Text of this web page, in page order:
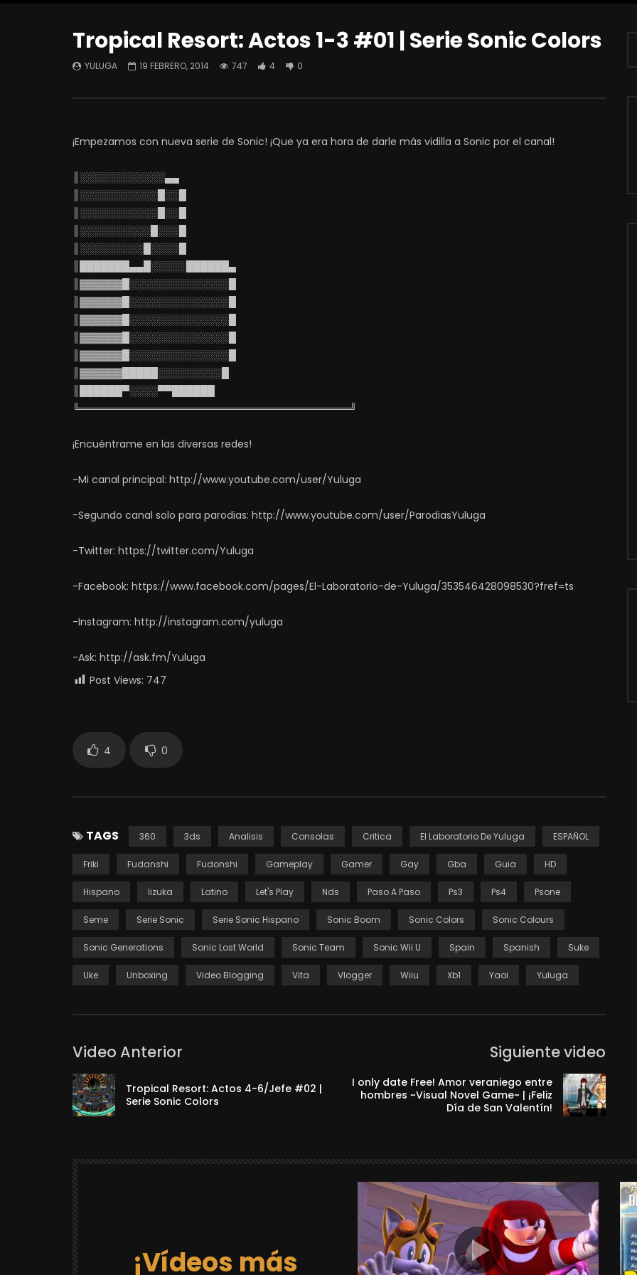
Tropical Resort: Actos 1-3 #01 | Serie Sonic Colors
YULUGA 19 FEBRERO, 2014 747 4 0
¡Empezamos con nueva serie de Sonic! ¡Que ya era hora de darle más vidilla a Sonic por el canal!
║░░░░░░░░░░░░▄▄
║░░░░░░░░░░░█░░█
║░░░░░░░░░░░█░░█
║░░░░░░░░░░█░░░█
║░░░░░░░░░█░░░░█
║███████▄▄█░░░░░██████▄
║▓▓▓▓▓▓█░░░░░░░░░░░░░░█
║▓▓▓▓▓▓█░░░░░░░░░░░░░░█
║▓▓▓▓▓▓█░░░░░░░░░░░░░░█
║▓▓▓▓▓▓█░░░░░░░░░░░░░░█
║▓▓▓▓▓▓█░░░░░░░░░░░░░░█
║▓▓▓▓▓▓█████░░░░░░░░░█
║██████▀░░░░▀▀██████
╚══════════════════════════════════════╝
¡Encuéntrame en las diversas redes!
-Mi canal principal: http://www.youtube.com/user/Yuluga
-Segundo canal solo para parodias: http://www.youtube.com/user/ParodiasYuluga
-Twitter: https://twitter.com/Yuluga
-Facebook: https://www.facebook.com/pages/El-Laboratorio-de-Yuluga/353546428098530?fref=ts
-Instagram: http://instagram.com/yuluga
-Ask: http://ask.fm/Yuluga
Post Views: 747
4 0
TAGS 360 3ds Analisis Consolas Critica El Laboratorio De Yuluga ESPAÑOL
Friki Fudanshi Fudonshi Gameplay Gamer Gay Gba Guia HD
Hispano Iizuka Latino Let's Play Nds Paso A Paso Ps3 Ps4 Psone
Seme Serie Sonic Serie Sonic Hispano Sonic Boom Sonic Colors Sonic Colours
Sonic Generations Sonic Lost World Sonic Team Sonic Wii U Spain Spanish Suke
Uke Unboxing Video Blogging Vita Vlogger Wiiu Xb1 Yaoi Yuluga
Video Anterior
Tropical Resort: Actos 4-6/Jefe #02 |
Serie Sonic Colors
Siguiente video
I only date Free! Amor veraniego entre
hombres ~Visual Novel Game~ | ¡Feliz
Día de San Valentín!
¡Vídeos más